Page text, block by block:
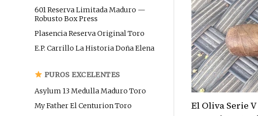
601 Reserva Limitada Maduro —
Robusto Box Press
Plasencia Reserva Original Toro
E.P. Carrillo La Historia Doña Elena
PUROS EXCELENTES
Asylum 13 Medulla Maduro Toro
My Father El Centurion Toro
El Oliva Serie